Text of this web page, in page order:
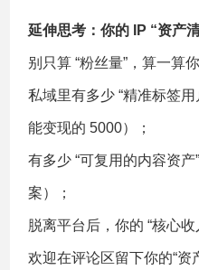
延伸思考：你的 IP “资产
别只算 “粉丝量”，算一算你
私域里有多少 “精准标签
能变现的 5000）；
有多少 “可复用的内容资
案）；
脱离平台后，你的 “核心收
欢迎在评论区留下你的“